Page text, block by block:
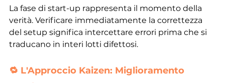
La fase di start-up rappresenta il momento della
verità. Verificare immediatamente la correttezza
del setup significa intercettare errori prima che si
traducano in interi lotti difettosi.
🔁 L'Approccio Kaizen: Miglioramento